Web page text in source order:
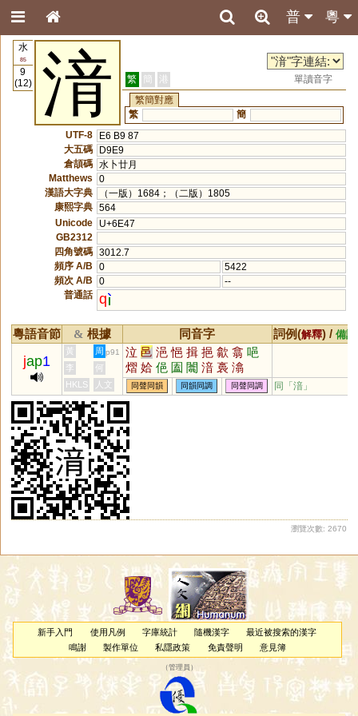
粵
普
水
85
9
(12)
湇 繁 簡 港
單讀音字
繁簡對應
繁
簡
UTF-8
E6 B9 87
大五碼
D9E9
倉頡碼 水卜廿月
Matthews
0
漢語大字典
（一版）1684；（二版）1805
康熙字典 564
Unicode
U+6E47
GB2312
四角號碼 3012.7
頻序 A/B
0
5422
頻次 A/B
0
--
普通話 q
粵語音節 & 根據 同音字 詞例(解釋) / 備註
jap1
黃 周 p91 泣 邑 浥 悒 揖 挹 歙 翕 唈
熠 姶 俋 圔 闟 湆 裛 潝
李
何
HKLS
人文 同聲同韻 同韻同調 同聲同調 同「湆 」
瀏覽次數: 2670
新手入門 使用凡例 字庫統計 隨機漢字
最近被搜索的漢字
鳴謝
製作單位 私隱政策 免責聲明 意見簿
（管理員 ）